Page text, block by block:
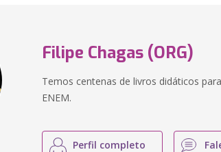
Filipe Chagas (ORG)
Temos centenas de livros didáticos
ENEM.
Perfil completo